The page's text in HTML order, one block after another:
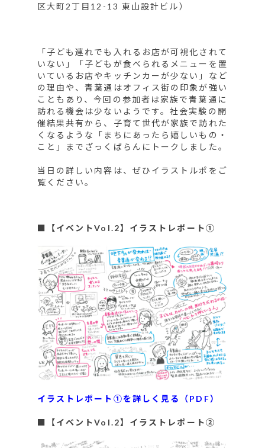
区大町2丁目12-13 東山設計ビル）
「子ども連れでも入れるお店が可視化されて
いない」「子どもが食べられるメニューを置
いているお店やキッチンカーが少ない」など
の理由や、青葉通はオフィス街の印象が強い
こともあり、今回の参加者は家族で青葉通に
訪れる機会は少ないようです。社会実験の開
催結果共有から、子育て世代が家族で訪れた
くなるような「まちにあったら嬉しいもの・
こと」までざっくばらんにトークしました。
当日の詳しい内容は、ぜひイラストルポをご
覧ください。
■【イベントVol.2】イラストレポート①
イラストレポート①を詳しく見る（PDF）
■【イベントVol.2】イラストレポート②